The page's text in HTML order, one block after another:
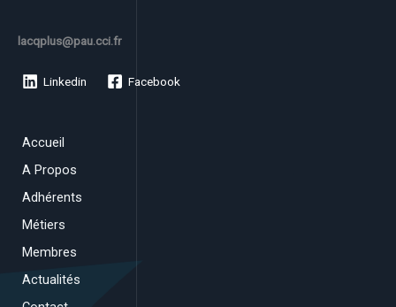
lacqplus@pau.cci.fr
Linkedin Facebook
Accueil
A Propos
Adhérents
Métiers
Membres
Actualités